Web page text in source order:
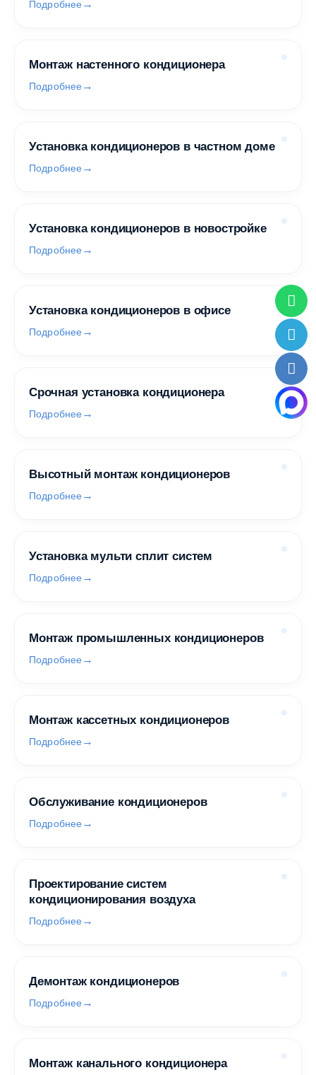
Подробнее
Монтаж настенного кондиционера
Подробнее
Установка кондиционеров в частном доме
Подробнее
Установка кондиционеров в новостройке
Подробнее
Установка кондиционеров в офисе
Подробнее
Срочная установка кондиционера
Подробнее
Высотный монтаж кондиционеров
Подробнее
Установка мульти сплит систем
Подробнее
Монтаж промышленных кондиционеров
Подробнее
Монтаж кассетных кондиционеров
Подробнее
Обслуживание кондиционеров
Подробнее
Проектирование систем
кондиционирования воздуха
Подробнее
Демонтаж кондиционеров
Подробнее
Монтаж канального кондиционера